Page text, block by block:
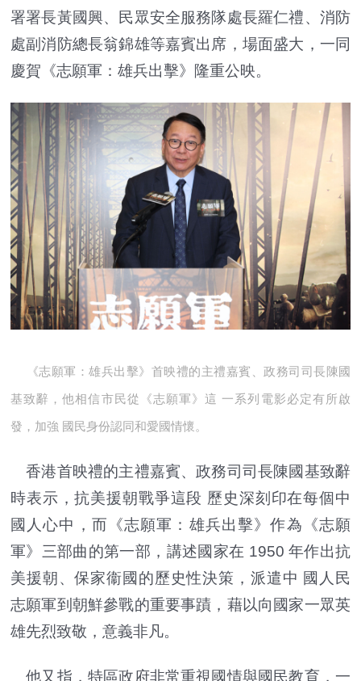
署署長黃國興、民眾安全服務隊處長羅仁禮、消防
處副消防總長翁錦雄等嘉賓出席，場面盛大，一同
慶賀《志願軍：雄兵出擊》隆重公映。
《志願軍：雄兵出擊》首映禮的主禮嘉賓、政務司司長陳國
基致辭，他相信市民從《志願軍》這 一系列電影必定有所啟
發，加強 國民身份認同和愛國情懷。
香港首映禮的主禮嘉賓、政務司司長陳國基致辭
時表示，抗美援朝戰爭這段 歷史深刻印在每個中
國人心中，而《志願軍：雄兵出擊》作為《志願
軍》三部曲的第一部，講述國家在 1950 年作出抗
美援朝、保家衞國的歷史性決策，派遣中 國人民
志願軍到朝鮮參戰的重要事蹟，藉以向國家一眾英
雄先烈致敬，意義非凡。
他又指，特區政府非常重視國情與國民教育，一